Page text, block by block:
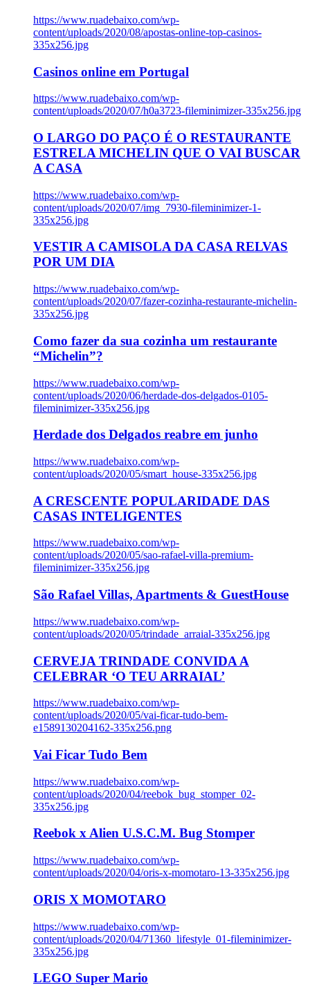
https://www.ruadebaixo.com/wp-
content/uploads/2020/08/apostas-online-top-casinos-
335x256.jpg
Casinos online em Portugal
https://www.ruadebaixo.com/wp-
content/uploads/2020/07/h0a3723-fileminimizer-335x256.jpg
O LARGO DO PAÇO É O RESTAURANTE
ESTRELA MICHELIN QUE O VAI BUSCAR
A CASA
https://www.ruadebaixo.com/wp-
content/uploads/2020/07/img_7930-fileminimizer-1-
335x256.jpg
VESTIR A CAMISOLA DA CASA RELVAS
POR UM DIA
https://www.ruadebaixo.com/wp-
content/uploads/2020/07/fazer-cozinha-restaurante-michelin-
335x256.jpg
Como fazer da sua cozinha um restaurante
“Michelin”?
https://www.ruadebaixo.com/wp-
content/uploads/2020/06/herdade-dos-delgados-0105-
fileminimizer-335x256.jpg
Herdade dos Delgados reabre em junho
https://www.ruadebaixo.com/wp-
content/uploads/2020/05/smart_house-335x256.jpg
A CRESCENTE POPULARIDADE DAS
CASAS INTELIGENTES
https://www.ruadebaixo.com/wp-
content/uploads/2020/05/sao-rafael-villa-premium-
fileminimizer-335x256.jpg
São Rafael Villas, Apartments & GuestHouse
https://www.ruadebaixo.com/wp-
content/uploads/2020/05/trindade_arraial-335x256.jpg
CERVEJA TRINDADE CONVIDA A
CELEBRAR ‘O TEU ARRAIAL’
https://www.ruadebaixo.com/wp-
content/uploads/2020/05/vai-ficar-tudo-bem-
e1589130204162-335x256.png
Vai Ficar Tudo Bem
https://www.ruadebaixo.com/wp-
content/uploads/2020/04/reebok_bug_stomper_02-
335x256.jpg
Reebok x Alien U.S.C.M. Bug Stomper
https://www.ruadebaixo.com/wp-
content/uploads/2020/04/oris-x-momotaro-13-335x256.jpg
ORIS X MOMOTARO
https://www.ruadebaixo.com/wp-
content/uploads/2020/04/71360_lifestyle_01-fileminimizer-
335x256.jpg
LEGO Super Mario